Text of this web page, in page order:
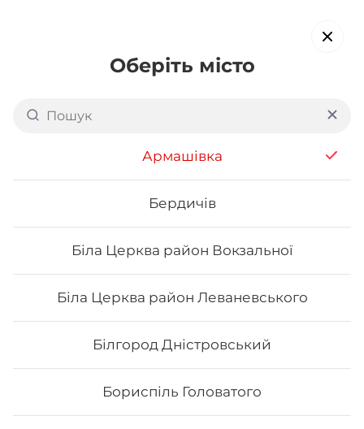
Оберіть місто
Армашівка
Бердичів
Біла Церква район Вокзальної
Біла Церква район Леваневського
Білгород Дністровський
Бориспіль Головатого
Доставка суші в Вишневому
обирайте страви, які вам подобаються про все інше ми
подбаємо
Акція тижня Сети Роли від шефа
Макі